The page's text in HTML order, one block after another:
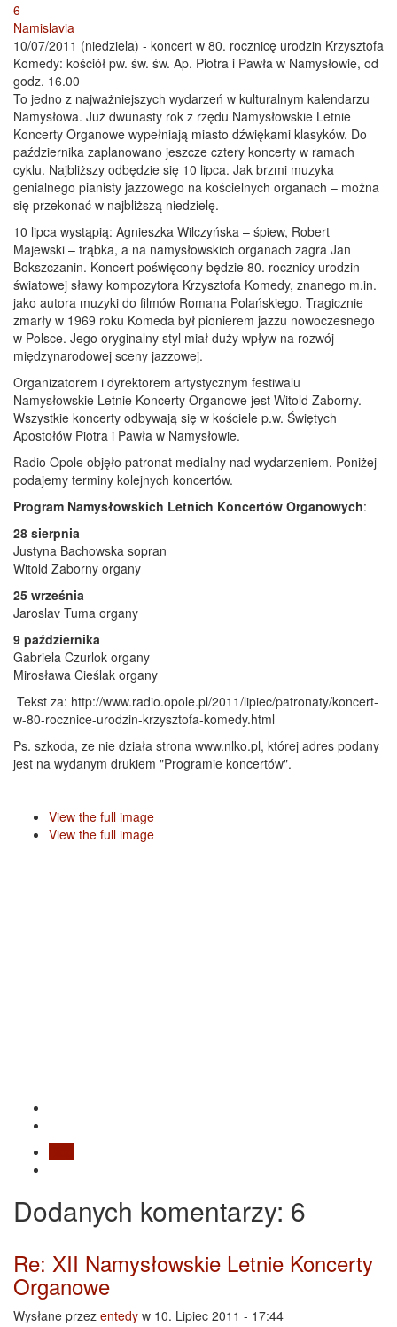
6
Namislavia
10/07/2011 (niedziela) - koncert w 80. rocznicę urodzin Krzysztofa
Komedy: kościół pw. św. św. Ap. Piotra i Pawła w Namysłowie, od
godz. 16.00
To jedno z najważniejszych wydarzeń w kulturalnym kalendarzu
Namysłowa. Już dwunasty rok z rzędu Namysłowskie Letnie
Koncerty Organowe wypełniają miasto dźwiękami klasyków. Do
października zaplanowano jeszcze cztery koncerty w ramach
cyklu. Najbliższy odbędzie się 10 lipca. Jak brzmi muzyka
genialnego pianisty jazzowego na kościelnych organach – można
się przekonać w najbliższą niedzielę.
10 lipca wystąpią: Agnieszka Wilczyńska – śpiew, Robert
Majewski – trąbka, a na namysłowskich organach zagra Jan
Bokszczanin. Koncert poświęcony będzie 80. rocznicy urodzin
światowej sławy kompozytora Krzysztofa Komedy, znanego m.in.
jako autora muzyki do filmów Romana Polańskiego. Tragicznie
zmarły w 1969 roku Komeda był pionierem jazzu nowoczesnego
w Polsce. Jego oryginalny styl miał duży wpływ na rozwój
międzynarodowej sceny jazzowej.
Organizatorem i dyrektorem artystycznym festiwalu
Namysłowskie Letnie Koncerty Organowe jest Witold Zaborny.
Wszystkie koncerty odbywają się w kościele p.w. Świętych
Apostołów Piotra i Pawła w Namysłowie.
Radio Opole objęło patronat medialny nad wydarzeniem. Poniżej
podajemy terminy kolejnych koncertów.
Program Namysłowskich Letnich Koncertów Organowych:
28 sierpnia
Justyna Bachowska sopran
Witold Zaborny organy
25 września
Jaroslav Tuma organy
9 października
Gabriela Czurlok organy
Mirosława Cieślak organy
Tekst za: http://www.radio.opole.pl/2011/lipiec/patronaty/koncert-
w-80-rocznice-urodzin-krzysztofa-komedy.html
Ps. szkoda, ze nie działa strona www.nlko.pl, której adres podany
jest na wydanym drukiem "Programie koncertów".
View the full image
View the full image
Dodanych komentarzy: 6
Re: XII Namysłowskie Letnie Koncerty
Organowe
Wysłane przez entedy w 10. Lipiec 2011 - 17:44